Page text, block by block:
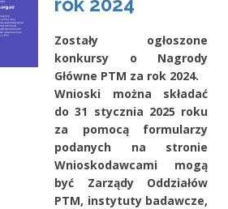
Zostały ogłoszone
konkursy o Nagrody
Główne PTM za rok 2024.
Wnioski można składać
do 31 stycznia 2025 roku
za pomocą formularzy
podanych na stronie
Wnioskodawcami mogą
być Zarządy Oddziałów
PTM, instytuty badawcze,